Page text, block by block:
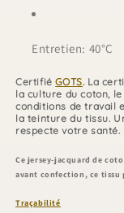
Entretien: 40°C
Certifié GOTS. La
la culture du coton,
conditions de travail
la teinture du tissu.
respecte votre santé.
Ce jersey-jacquard de
avant confection, ce
Traçabilité